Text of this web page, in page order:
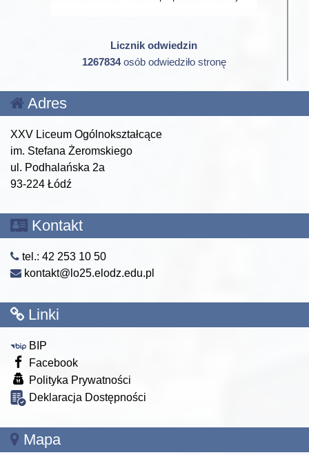
Licznik odwiedzin
1267834osób odwiedziło stronę
Adres
XXV Liceum Ogólnokształcące
im. Stefana Żeromskiego
ul. Podhalańska 2a
93-224 Łódź
Kontakt
tel.: 42 253 10 50
kontakt@lo25.elodz.edu.pl
Linki
BIP
Facebook
Polityka Prywatności
Deklaracja Dostępności
Mapa